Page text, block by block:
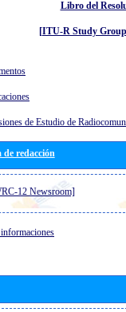
Libro del
[ITU-R Study
de Estudio de
de redacción
12 Newsroom]